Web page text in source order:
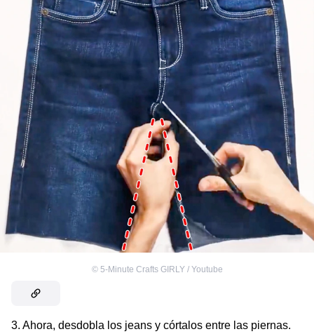
© 5-Minute Crafts GIRLY / Youtube
3. Ahora, desdobla los jeans y córtalos entre las piernas.